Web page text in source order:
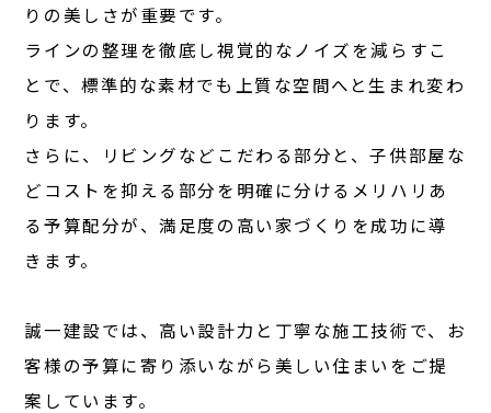
りの美しさが重要です。
ラインの整理を徹底し視覚的なノイズを減らすこ
とで、標準的な素材でも上質な空間へと生まれ変わ
ります。
さらに、リビングなどこだわる部分と、子供部屋な
どコストを抑える部分を明確に分けるメリハリあ
る予算配分が、満足度の高い家づくりを成功に導
きます。
誠一建設では、高い設計力と丁寧な施工技術で、お
客様の予算に寄り添いながら美しい住まいをご提
案しています。